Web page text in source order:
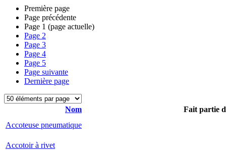
Première page
Page précédente
Page 1 (page actuelle)
Page 2
Page 3
Page 4
Page 5
Page suivante
Dernière page
Nom
Fait partie
Accoteuse pneumatique
Accotoir à rivet